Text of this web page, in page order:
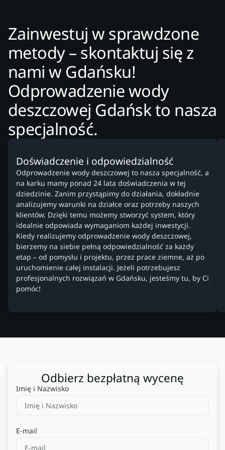
Zainwestuj w sprawdzone
metody – skontaktuj się z
nami w Gdańsku!
Odprowadzenie wody
deszczowej Gdańsk to nasza
specjalność.
Doświadczenie i odpowiedzialność
Odprowadzenie wody deszczowej to nasza specjalność, a
na karku mamy ponad 24 lata doświadczenia w tej
dziedzinie. Zanim przystąpimy do działania, dokładnie
analizujemy warunki na działce oraz potrzeby naszych
klientów. Dzięki temu możemy stworzyć system, który
idealnie odpowiada wymaganiom każdej inwestycji.
Kiedy realizujemy odprowadzenie wody deszczowej,
bierzemy na siebie pełną odpowiedzialność za każdy
etap – od pomysłu i projektu, przez prace ziemne, aż po
uruchomienie całej instalacji. Jeżeli potrzebujesz
profesjonalnych rozwiązań w Gdańsku, jesteśmy tu, by Ci
pomóc!
Odbierz bezpłatną wycenę
Imię i Nazwisko
E-mail